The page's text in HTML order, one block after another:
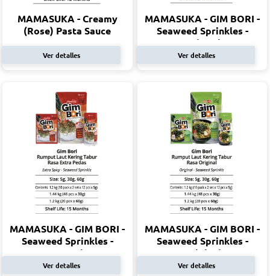
MAMASUKA - Creamy
(Rose) Pasta Sauce
Ver detalles
MAMASUKA - GIM BORI -
Seaweed Sprinkles -
Bulgogi
Ver detalles
MAMASUKA - GIM BORI -
Seaweed Sprinkles -
Extra Spicy
Ver detalles
MAMASUKA - GIM BORI -
Seaweed Sprinkles -
Original
Ver detalles